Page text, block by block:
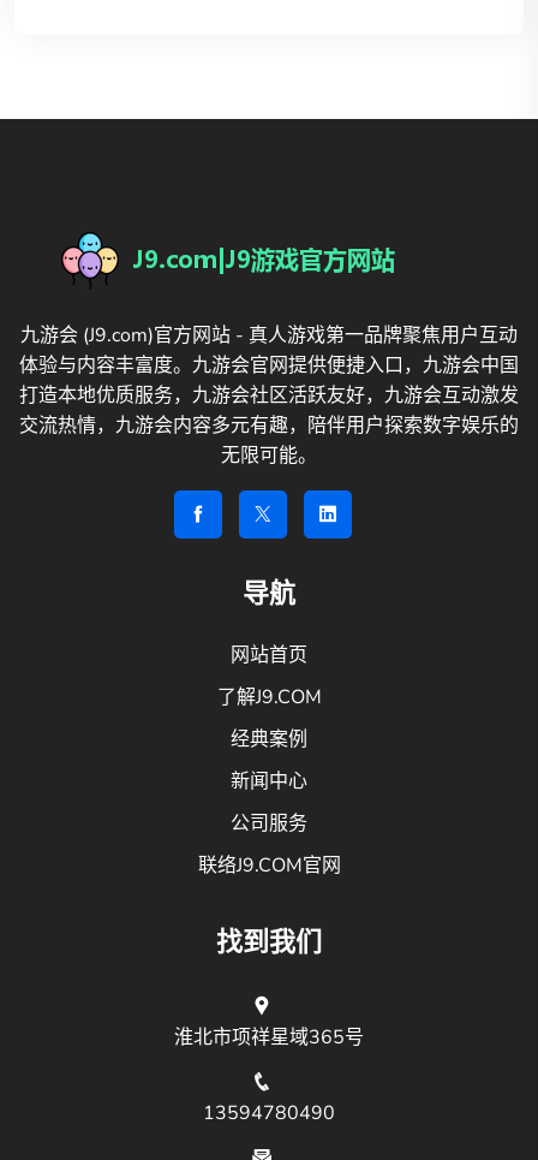
九游会 (J9.com)官方网站 - 真人游戏第一品牌聚焦用户互动
体验与内容丰富度。九游会官网提供便捷入口，九游会中国
打造本地优质服务，九游会社区活跃友好，九游会互动激发
交流热情，九游会内容多元有趣，陪伴用户探索数字娱乐的
无限可能。
导航
网站首页
了解J9.COM
经典案例
新闻中心
公司服务
联络J9.COM官网
找到我们
淮北市项祥星域365号
13594780490